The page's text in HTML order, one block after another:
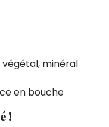
végétal, minéral
en bouche
!